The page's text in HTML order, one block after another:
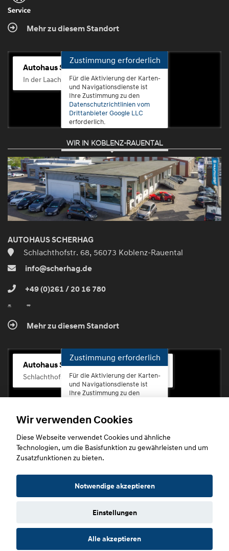
Mehr zu diesem Standort
Autohaus Scherhag
In der Laach 76, 56072 Koblenz-Güls
Zustimmung erforderlich
Für die Aktivierung der Karten-
und Navigationsdienste ist
Ihre Zustimmung zu den
Datenschutzrichtlinien vom
Drittanbieter Google LLC
erforderlich.
Zustimmen
und
aktivieren
WIR IN KOBLENZ-RAUENTAL
AUTOHAUS SCHERHAG
Schlachthofstr. 68, 56073 Koblenz-Rauental
info@scherhag.de
+49 (0)261 / 20 16 780
Mehr zu diesem Standort
Autohaus Scherhag
Schlachthofstr. 68, 56073 Koblenz-Rauental
Zustimmung erforderlich
Für die Aktivierung der Karten-
und Navigationsdienste ist
Ihre Zustimmung zu den
erforderlich.
Zustimmen
Copyright © 2026. Autohaus Scherhag
Datenschutz Impressum
Wir verwenden Cookies
Diese Webseite verwendet Cookies und ähnliche
Technologien, um die Basisfunktion zu gewährleisten und um
Zusatzfunktionen zu bieten.
Notwendige akzeptieren
Einstellungen
Alle akzeptieren